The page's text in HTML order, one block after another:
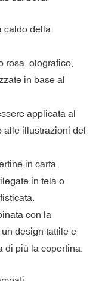
caldo della
rosa, olografico,
in base al
applicata al
alle illustrazioni del
in carta
in tela o
con la
design tattile e
di più la copertina.